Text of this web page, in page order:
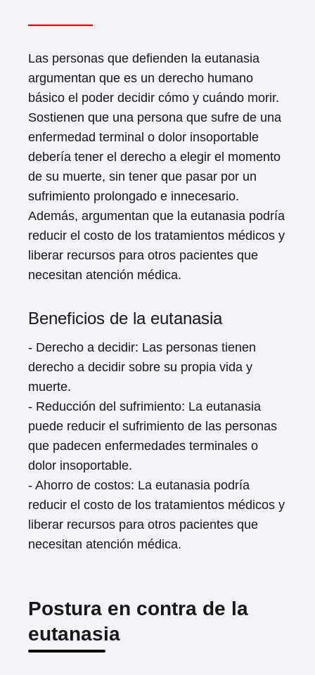
Las personas que defienden la eutanasia
argumentan que es un derecho humano
básico el poder decidir cómo y cuándo morir.
Sostienen que una persona que sufre de una
enfermedad terminal o dolor insoportable
debería tener el derecho a elegir el momento
de su muerte, sin tener que pasar por un
sufrimiento prolongado e innecesario.
Además, argumentan que la eutanasia podría
reducir el costo de los tratamientos médicos y
liberar recursos para otros pacientes que
necesitan atención médica.
Beneficios de la eutanasia
- Derecho a decidir: Las personas tienen
derecho a decidir sobre su propia vida y
muerte.
- Reducción del sufrimiento: La eutanasia
puede reducir el sufrimiento de las personas
que padecen enfermedades terminales o
dolor insoportable.
- Ahorro de costos: La eutanasia podría
reducir el costo de los tratamientos médicos y
liberar recursos para otros pacientes que
necesitan atención médica.
Postura en contra de la
eutanasia